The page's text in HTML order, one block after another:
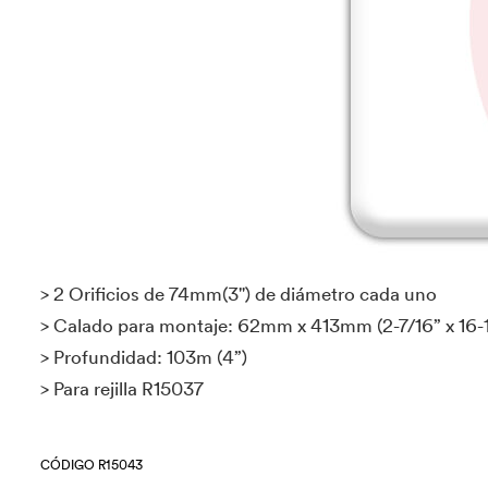
> 2 Orificios de 74mm(3") de diámetro cada uno
> Calado para montaje: 62mm x 413mm (2-7/16” x 16-
> Profundidad: 103m (4”)
> Para rejilla R15037
CÓDIGO R15043